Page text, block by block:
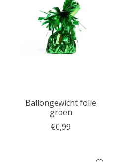
Ballongewicht folie
groen
€0,99